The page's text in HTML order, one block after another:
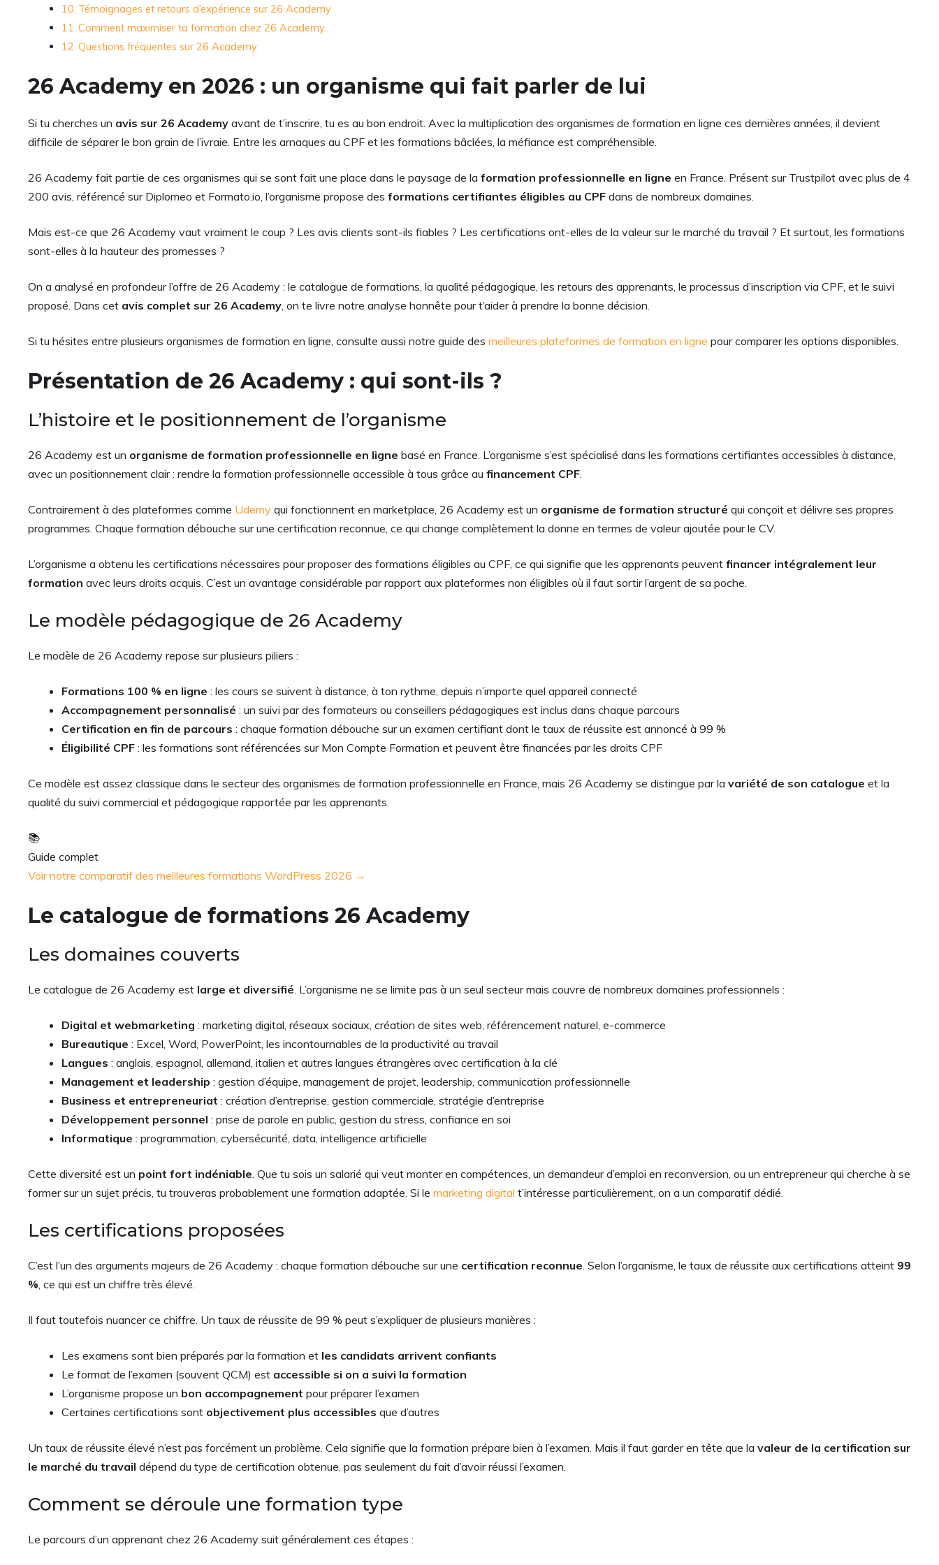
Témoignages et retours d’expérience sur 26 Academy
Comment maximiser ta formation chez 26 Academy
Questions fréquentes sur 26 Academy
26 Academy en 2026 : un organisme qui fait parler de lui
Si tu cherches un avis sur 26 Academy avant de t’inscrire, tu es au bon endroit. Avec la multiplication des organismes de formation en ligne ces dernières années, il devient
difficile de séparer le bon grain de l’ivraie. Entre les arnaques au CPF et les formations bâclées, la méfiance est compréhensible.
26 Academy fait partie de ces organismes qui se sont fait une place dans le paysage de la formation professionnelle en ligne en France. Présent sur Trustpilot avec plus de 4
200 avis, référencé sur Diplomeo et Formato.io, l’organisme propose des formations certifiantes éligibles au CPF dans de nombreux domaines.
Mais est-ce que 26 Academy vaut vraiment le coup ? Les avis clients sont-ils fiables ? Les certifications ont-elles de la valeur sur le marché du travail ? Et surtout, les formations
sont-elles à la hauteur des promesses ?
On a analysé en profondeur l’offre de 26 Academy : le catalogue de formations, la qualité pédagogique, les retours des apprenants, le processus d’inscription via CPF, et le suivi
proposé. Dans cet avis complet sur 26 Academy , on te livre notre analyse honnête pour t’aider à prendre la bonne décision.
Si tu hésites entre plusieurs organismes de formation en ligne, consulte aussi notre guide des meilleures plateformes de formation en ligne pour comparer les options disponibles.
Présentation de 26 Academy : qui sont-ils ?
L’histoire et le positionnement de l’organisme
26 Academy est un organisme de formation professionnelle en ligne basé en France. L’organisme s’est spécialisé dans les formations certifiantes accessibles à distance,
avec un positionnement clair : rendre la formation professionnelle accessible à tous grâce au financement CPF
Contrairement à des plateformes comme Udemy qui fonctionnent en marketplace, 26 Academy est un organisme de formation structuré qui conçoit et délivre ses propres
programmes. Chaque formation débouche sur une certification reconnue, ce qui change complètement la donne en termes de valeur ajoutée pour le CV.
L’organisme a obtenu les certifications nécessaires pour proposer des formations éligibles au CPF, ce qui signifie que les apprenants peuvent financer intégralement leur
formation avec leurs droits acquis. C’est un avantage considérable par rapport aux plateformes non éligibles où il faut sortir l’argent de sa poche.
Le modèle pédagogique de 26 Academy
Le modèle de 26 Academy repose sur plusieurs piliers :
Formations 100 % en ligne : les cours se suivent à distance, à ton rythme, depuis n’importe quel appareil connecté
Accompagnement personnalisé : un suivi par des formateurs ou conseillers pédagogiques est inclus dans chaque parcours
Certification en fin de parcours : chaque formation débouche sur un examen certifiant dont le taux de réussite est annoncé à 99 %
Éligibilité CPF : les formations sont référencées sur Mon Compte Formation et peuvent être financées par les droits CPF
Ce modèle est assez classique dans le secteur des organismes de formation professionnelle en France, mais 26 Academy se distingue par la variété de son catalogue et la
qualité du suivi commercial et pédagogique rapportée par les apprenants.
📚
Guide complet
Voir notre comparatif des meilleures formations WordPress 2026 →
Le catalogue de formations 26 Academy
Les domaines couverts
Le catalogue de 26 Academy est large et diversifié . L’organisme ne se limite pas à un seul secteur mais couvre de nombreux domaines professionnels :
Digital et webmarketing : marketing digital, réseaux sociaux, création de sites web, référencement naturel, e-commerce
Bureautique : Excel, Word, PowerPoint, les incontournables de la productivité au travail
Langues : anglais, espagnol, allemand, italien et autres langues étrangères avec certification à la clé
Management et leadership : gestion d’équipe, management de projet, leadership, communication professionnelle
Business et entrepreneuriat : création d’entreprise, gestion commerciale, stratégie d’entreprise
Développement personnel : prise de parole en public, gestion du stress, confiance en soi
Informatique : programmation, cybersécurité, data, intelligence artificielle
Cette diversité est un point fort indéniable . Que tu sois un salarié qui veut monter en compétences, un demandeur d’emploi en reconversion, ou un entrepreneur qui cherche à se
former sur un sujet précis, tu trouveras probablement une formation adaptée. Si le marketing digital t’intéresse particulièrement, on a un comparatif dédié.
Les certifications proposées
C’est l’un des arguments majeurs de 26 Academy : chaque formation débouche sur une certification reconnue . Selon l’organisme, le taux de réussite aux certifications atteint 99
% , ce qui est un chiffre très élevé.
Il faut toutefois nuancer ce chiffre. Un taux de réussite de 99 % peut s’expliquer de plusieurs manières :
Les examens sont bien préparés par la formation et les candidats arrivent confiants
Le format de l’examen (souvent QCM) est accessible si on a suivi la formation
L’organisme propose un bon accompagnement pour préparer l’examen
Certaines certifications sont objectivement plus accessibles que d’autres
Un taux de réussite élevé n’est pas forcément un problème. Cela signifie que la formation prépare bien à l’examen. Mais il faut garder en tête que la valeur de la certification sur
le marché du travail dépend du type de certification obtenue, pas seulement du fait d’avoir réussi l’examen.
Comment se déroule une formation type
Le parcours d’un apprenant chez 26 Academy suit généralement ces étapes :